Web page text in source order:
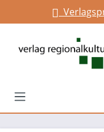
springen